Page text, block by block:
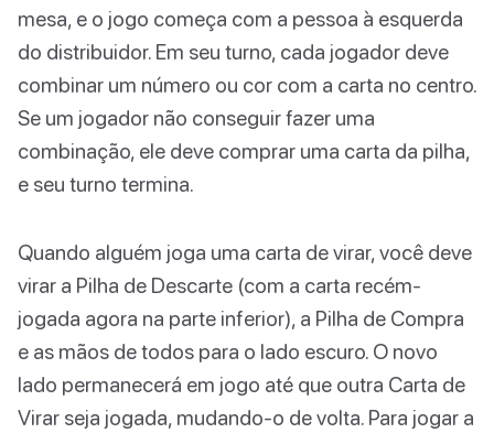
mesa, e o jogo começa com a pessoa à esquerda
do distribuidor. Em seu turno, cada jogador deve
combinar um número ou cor com a carta no centro.
Se um jogador não conseguir fazer uma
combinação, ele deve comprar uma carta da pilha,
e seu turno termina.
Quando alguém joga uma carta de virar, você deve
virar a Pilha de Descarte (com a carta recém-
jogada agora na parte inferior), a Pilha de Compra
e as mãos de todos para o lado escuro. O novo
lado permanecerá em jogo até que outra Carta de
Virar seja jogada, mudando-o de volta. Para jogar a